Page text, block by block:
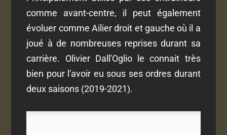
comme avant-centre, il peut également
évoluer comme Ailier droit et gauche où il a
joué à de nombreuses reprises durant sa
carrière. Olivier Dall'Oglio le connait très
bien pour l'avoir eu sous ses ordres durant
deux saisons (2019-2021).